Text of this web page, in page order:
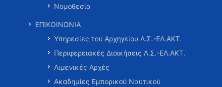
Νομοθεσία
ΕΠΙΚΟΙΝΩΝΙΑ
Υπηρεσίες του Αρχηγείου Λ.Σ.-ΕΛ.ΑΚΤ.
Περιφερειακές Διοικήσεις Λ.Σ.-ΕΛ.ΑΚΤ.
Λιμενικές Αρχές
Ακαδημίες Εμπορικού Ναυτικού